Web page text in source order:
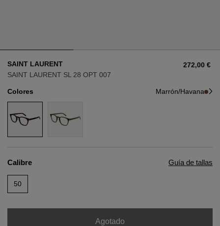
AVIADOR
OJO DE GATO
RECTANGULAR/CUADRADA
REDONDA/OVALADA
AVIADOR
OJO DE GATO
RECTANGULAR/CUADRADA
REDONDA/OVALADA
SAINT LAURENT
SAINT LAURENT SL 28 OPT 007
272,00 €
Colores Marrón/Havana
Calibre Guía de tallas
50
Agotado